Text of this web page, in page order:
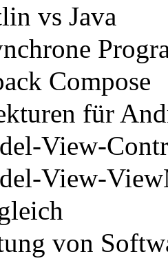
vs Java
Compose
für
View-
View-
von